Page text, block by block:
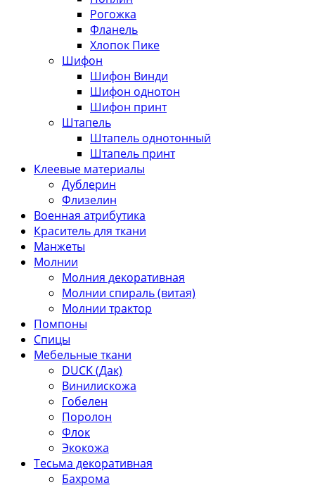
Рогожка
Фланель
Хлопок Пике
Шифон
Шифон Винди
Шифон однотон
Шифон принт
Штапель
Штапель однотонный
Штапель принт
Клеевые материалы
Дублерин
Флизелин
Военная атрибутика
Краситель для ткани
Манжеты
Молнии
Молния декоративная
Молнии спираль (витая)
Молнии трактор
Помпоны
Спицы
Мебельные ткани
DUCK (Дак)
Винилискожа
Гобелен
Поролон
Флок
Экокожа
Тесьма декоративная
Бахрома